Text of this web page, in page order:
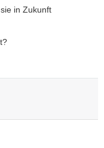
in Zukunft